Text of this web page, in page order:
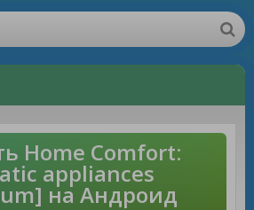
Home Comfort:
appliances
на Андроид